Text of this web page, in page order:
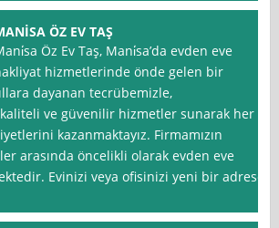
ÖZ EV TAŞ
Öz Ev Taş, Mani̇sa’da evden eve
hizmetlerinde önde gelen bir
dayanan tecrübemizle,
ve güvenilir hizmetler sunarak her
kazanmaktayız. Firmamızın
arasında öncelikli olarak evden eve
Evinizi veya ofisinizi yeni bir adrese